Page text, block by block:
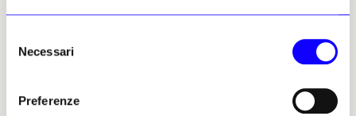
delNecessari
Preferenze
trustee di Banxico nel comitato tecnico, José
Luis Pérez Arredondo, dimessosi da Banxico lo
interni. Pérez Arredondo non ha risposto alle